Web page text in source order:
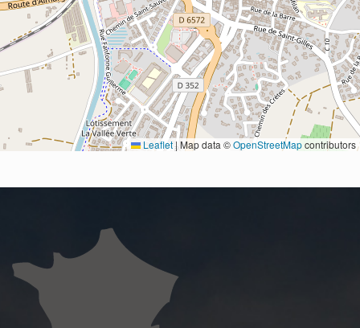
Leaflet|Map data ©OpenStreetMapcontributors